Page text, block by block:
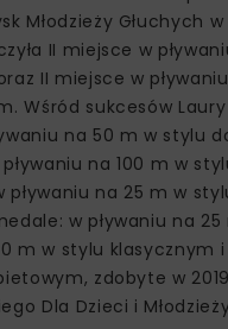
Młodzieży Głuchych
II miejsce w
II miejsce w
Wśród sukcesów
na 50 m w stylu
na 100 m w
pływaniu na 25 m w
w pływaniu na
m w stylu klasycznym i
zdobyte w
Dla Dzieci i